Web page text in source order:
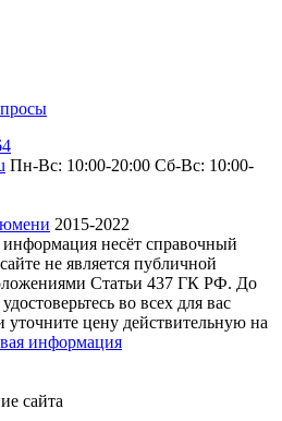
Пн-Вс: 10:00-20:00 Сб-Вс: 10:00-
2015-2022
информация несёт справочный
не является публичной
Статьи 437 ГК РФ. До
во всех для вас
уточните цену действительную на
информация
сайта